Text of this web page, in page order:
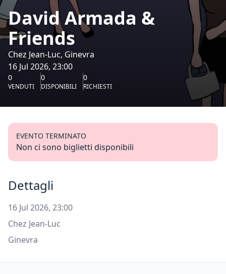
David Armada &
Friends
Chez Jean-Luc, Ginevra
16 Jul 2026, 23:00
0
VENDUTI
0
DISPONIBILI
0
RICHIESTI
EVENTO TERMINATO
Non ci sono biglietti disponibili
Dettagli
16 Jul 2026, 23:00
Chez Jean-Luc
Ginevra